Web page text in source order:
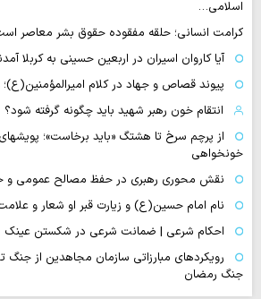
اسلامی…
کرامت انسانی؛ حلقه مفقوده حقوق بشر معاصر
آیا کاروان اسیران در اربعین حسینی به کربلا
پیوند قصاص و جهاد در کلام امیرالمؤمنین(ع)؛
انتقام خون رهبر شهید باید چگونه گرفته شود؟
از پرچم سرخ تا هشتگ «باید برخاست»؛
خونخواهی
نقش محوری رهبری در حفظ مصالح عمومی و
نام امام حسین(ع) و زیارت قبر او شعار و
احکام شرعی | ضمانت شرعی در شکستن عینک
رویکردهای مبارزاتی سازمان مجاهدین از
جنگ رمضان